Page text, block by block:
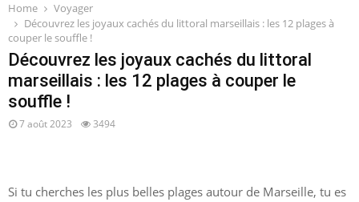
Home
Voyager
Découvrez les joyaux cachés du littoral marseillais : les 12 plages à
couper le souffle !
Découvrez les joyaux cachés du littoral
marseillais : les 12 plages à couper le
souffle !
7 août 2023 3494
Si tu cherches les plus belles plages autour de Marseille, tu es